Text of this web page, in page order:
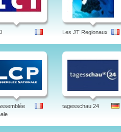
Les JT Regionaux
tagesschau 24